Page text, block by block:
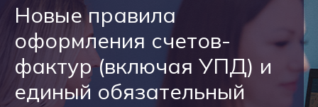
Новые правила
оформления счетов-
фактур (включая УПД) и
единый обязательный